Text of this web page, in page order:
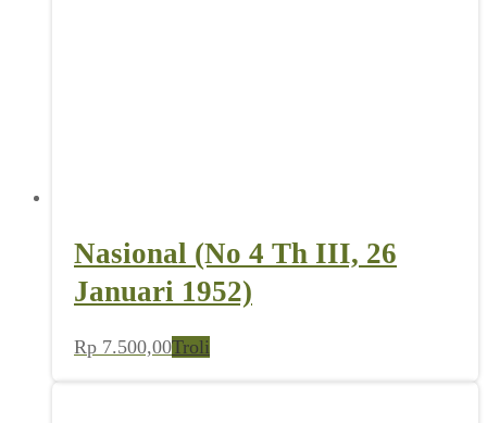
Nasional (No 4 Th III, 26
Januari 1952)
Rp 7.500,00Troli